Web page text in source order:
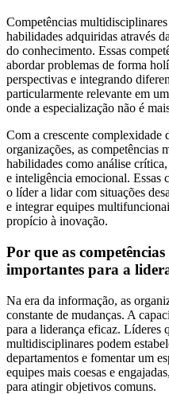
Competências
habilidades adquiridas através
do conhecimento. Essas
abordar problemas de forma
perspectivas e integrando
particularmente relevante em
onde a especialização não é
Com a crescente complexidade
organizações, as competências
habilidades como análise
e inteligência emocional. Essas
o líder a lidar com situações
e integrar equipes
propício à inovação.
Por que as
importantes para a
Na era da informação, as
constante de mudanças. A
para a liderança eficaz. Líderes
multidisciplinares podem
departamentos e fomentar um
equipes mais coesas e
para atingir objetivos comuns.